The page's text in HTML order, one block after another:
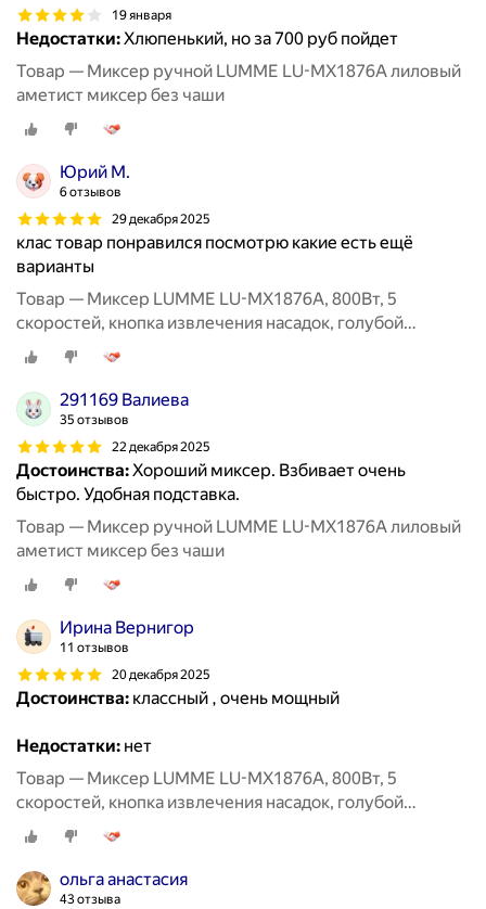
19 января
Недостатки:Хлюпенький, но за 700 руб пойдет
Товар — Миксер ручной LUMME LU-MX1876A лиловый
аметист миксер без чаши
Юрий М.
6 отзывов
29 декабря 2025
клас товар понравился посмотрю какие есть ещё
варианты
Товар — Миксер LUMME LU-MX1876A, 800Вт, 5
скоростей, кнопка извлечения насадок, голубой
аквамарин
291169 Валиева
35 отзывов
22 декабря 2025
Достоинства:Хороший миксер. Взбивает очень
быстро. Удобная подставка.
Товар — Миксер ручной LUMME LU-MX1876A лиловый
аметист миксер без чаши
Ирина Вернигор
11 отзывов
20 декабря 2025
Достоинства: классный , очень мощный
Недостатки: нет
Товар — Миксер LUMME LU-MX1876A, 800Вт, 5
скоростей, кнопка извлечения насадок, голубой
аквамарин
ольга анастасия
43 отзыва